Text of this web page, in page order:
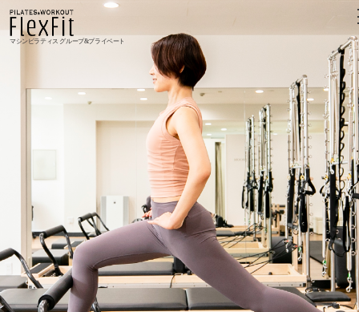
マシンピラティス グループ&プライベート